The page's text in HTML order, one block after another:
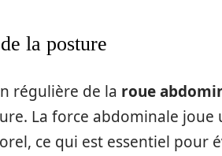
la posture
régulière de la roue
La force abdominale joue
ce qui est essentiel pour